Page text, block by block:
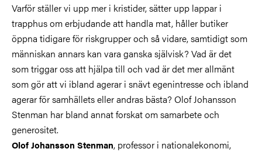
Varför ställer vi upp mer i kristider, sätter upp lappar i
trapphus om erbjudande att handla mat, håller butiker
öppna tidigare för riskgrupper och så vidare, samtidigt som
människan annars kan vara ganska självisk? Vad är det
som triggar oss att hjälpa till och vad är det mer allmänt
som gör att vi ibland agerar i snävt egenintresse och ibland
agerar för samhällets eller andras bästa? Olof Johansson
Stenman har bland annat forskat om samarbete och
generositet.
Olof Johansson Stenman, professor i nationalekonomi,